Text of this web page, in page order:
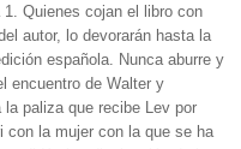
Quienes cojan el libro con
autor, lo devorarán hasta la
española. Nunca aburre y
encuentro de Walter y
paliza que recibe Lev por
con la mujer con la que se ha